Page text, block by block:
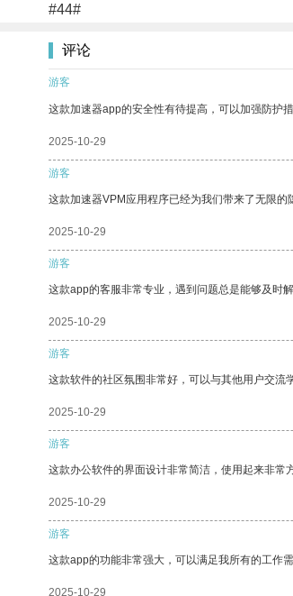
#44#
评论
游客
这款加速器app的安全性有待提高，可以加强防护
2025-10-29
游客
这款加速器VPM应用程序已经为我们带来了无限的
2025-10-29
游客
这款app的客服非常专业，遇到问题总是能够及时
2025-10-29
游客
这款软件的社区氛围非常好，可以与其他用户交流
2025-10-29
游客
这款办公软件的界面设计非常简洁，使用起来非常
2025-10-29
游客
这款app的功能非常强大，可以满足我所有的工作
2025-10-29